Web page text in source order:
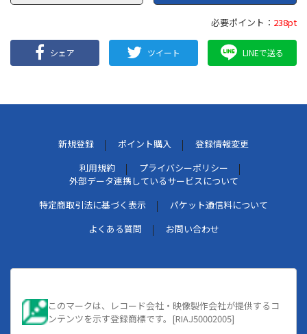
必要ポイント： 238pt
シェア ツイート LINEで送る
新規登録 ポイント購入
登録情報変更
利用規約
プライバシーポリシー
外部データ連携しているサービスについて
特定商取引法に基づく表示
パケット通信料について
よくある質問
お問い合わせ
このマークは、レコード会社・映像製作会社が提供するコ
ンテンツを示す登録商標です。[RIAJ50002005]